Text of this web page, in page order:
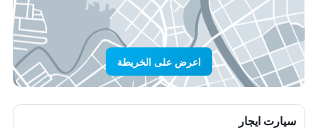
اعرض على الخريطة
سيارت ايجار